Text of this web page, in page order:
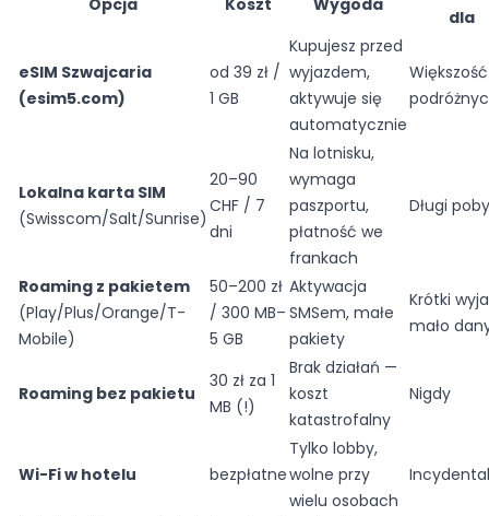
Opcja
Koszt Wygoda
dla
eSIM Szwajcaria
(esim5.com)
od 39 zł /
1 GB
Kupujesz przed
wyjazdem,
aktywuje się
automatycznie
Większość
Lokalna karta SIM
(Swisscom/Salt/Sunrise)
20–90
CHF / 7
dni
Na lotnisku,
wymaga
paszportu,
płatność we
frankach
Długi
Roaming z pakietem
(Play/Plus/Orange/T-
Mobile)
50–200 zł
/ 300 MB–
5 GB
Aktywacja
SMSem, małe
pakiety
Krótki
mało
Roaming bez pakietu
30 zł za 1
MB (!)
Brak działań —
koszt
katastrofalny
Nigdy
Wi-Fi w hotelu bezpłatne
Tylko lobby,
wolne przy
wielu osobach